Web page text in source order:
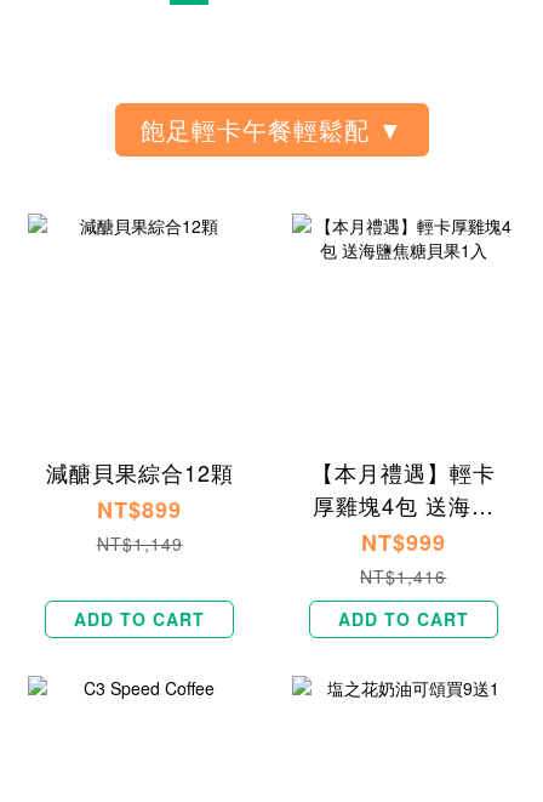
減醣貝果綜合12顆
NT$899
NT$1,149
ADD TO CART
【本月禮遇】輕卡
厚雞塊4包 送海鹽
焦糖貝果1入
NT$999
NT$1,416
ADD TO CART